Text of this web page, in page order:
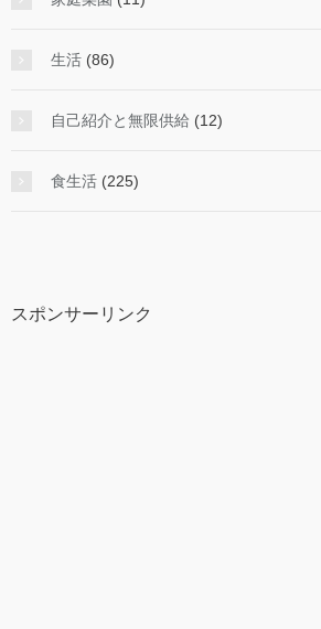
生活 (86)
自己紹介と無限供給 (12)
食生活 (225)
スポンサーリンク